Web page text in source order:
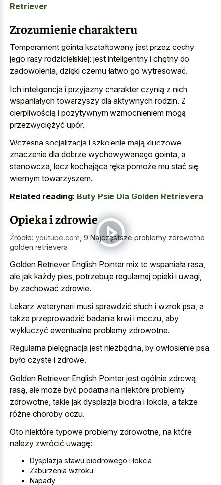
Retriever
Zrozumienie charakteru
Temperament gointa kształtowany jest przez cechy
jego rasy rodzicielskiej: jest inteligentny i chętny do
zadowolenia, dzięki czemu łatwo go wytresować.
Ich inteligencja i przyjazny charakter czynią z nich
wspaniałych towarzyszy dla aktywnych rodzin. Z
cierpliwością i pozytywnym wzmocnieniem mogą
przezwyciężyć upór.
Wczesna socjalizacja i szkolenie mają kluczowe
znaczenie dla dobrze wychowywanego gointa, a
stanowcza, lecz kochająca ręka pomoże mu stać się
wiernym towarzyszem.
Related reading: Buty Psie Dla Golden Retrievera
Opieka i zdrowie
Źródło: youtube.com 9 Najczęstsze problemy zdrowotne
golden retrievera
Golden Retriever English Pointer mix to wspaniała rasa,
ale jak każdy pies, potrzebuje regularnej opieki i uwagi,
by zachować zdrowie.
Lekarz weterynarii musi sprawdzić słuch i wzrok psa, a
także przeprowadzić badania krwi i moczu, aby
wykluczyć ewentualne problemy zdrowotne.
Regularna pielęgnacja jest niezbędna, by owłosienie psa
było czyste i zdrowe.
Golden Retriever English Pointer jest ogólnie zdrową
rasą, ale może być podatna na niektóre problemy
zdrowotne, takie jak dysplazja biodra i łokcia, a także
różne choroby oczu.
Oto niektóre typowe problemy zdrowotne, na które
należy zwrócić uwagę:
Dysplazja stawu biodrowego i łokcia
Zaburzenia wzroku
Napady